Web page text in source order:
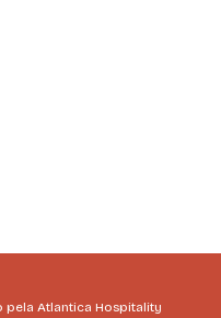
pela Atlantica Hospitality